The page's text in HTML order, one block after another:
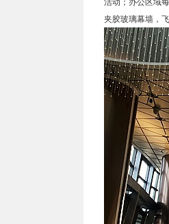
活动；办公区域
夹胶玻璃幕墙，